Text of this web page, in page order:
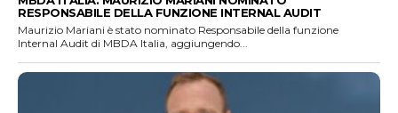
RESPONSABILE DELLA FUNZIONE INTERNAL AUDIT
Maurizio Mariani è stato nominato Responsabile della funzione
Internal Audit di MBDA Italia, aggiungendo...